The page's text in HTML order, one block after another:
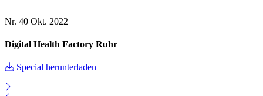
Nr. 40 Okt. 2022
Digital Health Factory Ruhr
Special herunterladen